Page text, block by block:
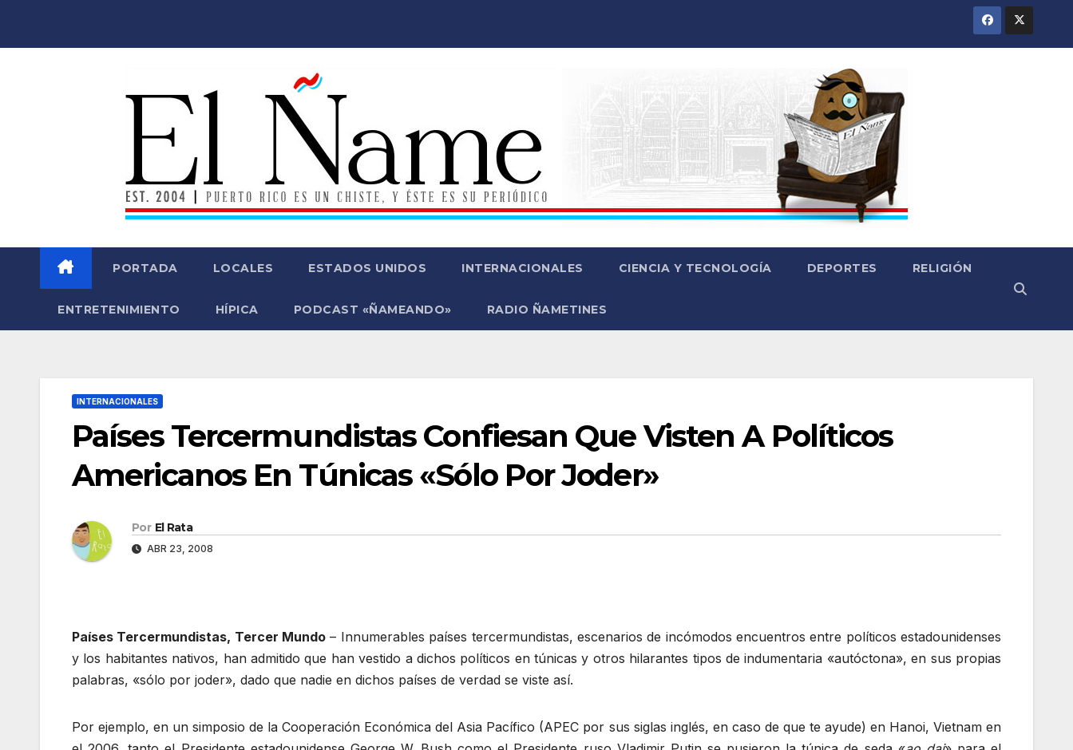
PORTADA LOCALES ESTADOS UNIDOS INTERNACIONALES CIENCIA Y TECNOLOGÍA DEPORTES RELIGIÓN
ENTRETENIMIENTO HÍPICA PODCAST «ÑAMEANDO» RADIO ÑAMETINES
INTERNACIONALES
Países Tercermundistas Confiesan Que Visten A Políticos
Americanos En Túnicas «Sólo Por Joder»
Por El Rata
ABR 23, 2008
Países Tercermundistas, Tercer Mundo – Innumerables países tercermundistas, escenarios de incómodos encuentros entre políticos estadounidenses
y los habitantes nativos, han admitido que han vestido a dichos políticos en túnicas y otros hilarantes tipos de indumentaria «autóctona», en sus propias
palabras, «sólo por joder», dado que nadie en dichos países de verdad se viste así.
Por ejemplo, en un simposio de la Cooperación Económica del Asia Pacífico (APEC por sus siglas inglés, en caso de que te ayude) en Hanoi, Vietnam en